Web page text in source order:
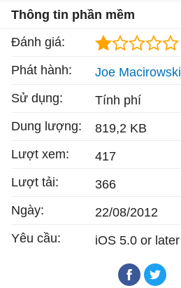
Thông tin phần mềm
Đánh giá:
Phát hành:
Joe Macirowski
Sử dụng:
Tính phí
Dung lượng:
819,2 KB
Lượt xem:
417
Lượt tải:
366
Ngày:
22/08/2012
Yêu cầu:
iOS 5.0 or later